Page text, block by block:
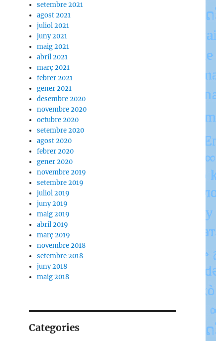
setembre 2021
agost 2021
juliol 2021
juny 2021
maig 2021
abril 2021
març 2021
febrer 2021
gener 2021
desembre 2020
novembre 2020
octubre 2020
setembre 2020
agost 2020
febrer 2020
gener 2020
novembre 2019
setembre 2019
juliol 2019
juny 2019
maig 2019
abril 2019
març 2019
novembre 2018
setembre 2018
juny 2018
maig 2018
Categories